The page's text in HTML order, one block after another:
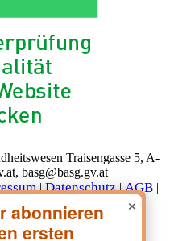
Traisengasse 5, A-
basg@basg.gv.at
|Datenschutz|AGB|
| ×